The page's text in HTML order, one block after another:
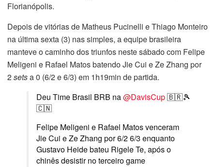
Florianópolis.
Depois de vitórias de Matheus Pucinelli e Thiago Monteiro
na última sexta (3) nas simples, a equipe brasileira
manteve o caminho dos triunfos neste sábado com Felipe
Meligeni e Rafael Matos batendo Jie Cui e Ze Zhang por
2setsa 0 (6/2 e 6/3) em 1h19min de partida.
Deu Time Brasil BRB na@DavisCup🇧🇷🎾
🇨🇳
Felipe Meligeni e Rafael Matos venceram
Jie Cui e Ze Zhang por 6/2 6/3 enquanto
Gustavo Heide bateu Rigele Te, após o
chinês desistir no terceiro game